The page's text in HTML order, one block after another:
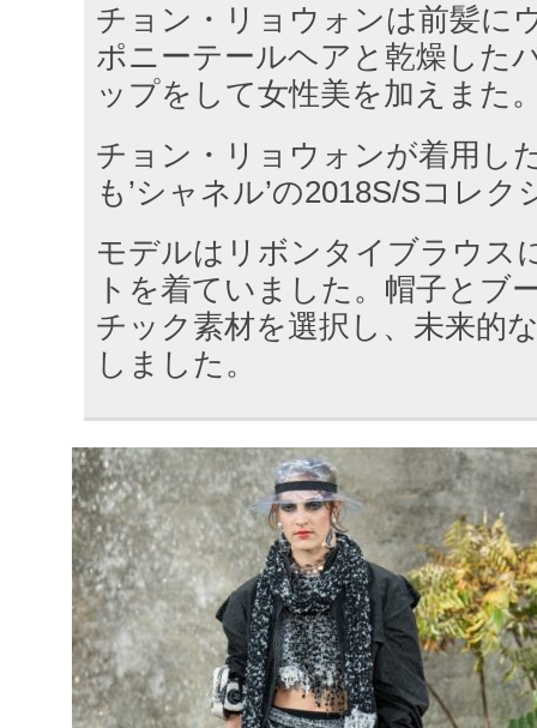
チョン・リョウォンは前髪に
ポニーテールヘアと乾燥した
ップをして女性美を加えまた
チョン・リョウォンが着用し
も’シャネル’の2018S/Sコレ
モデルはリボンタイブラウス
トを着ていました。帽子とブ
チック素材を選択し、未来的
しました。